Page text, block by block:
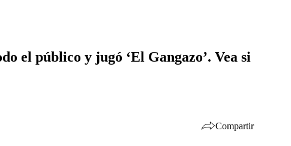
el público y jugó ‘El Gangazo’. Vea si
Compartir